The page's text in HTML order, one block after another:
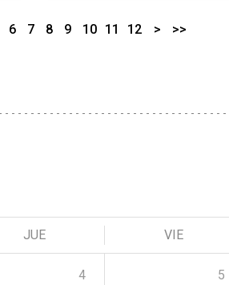
6 7 8 9 10 11 12 > >>
JUE VIE
4 5